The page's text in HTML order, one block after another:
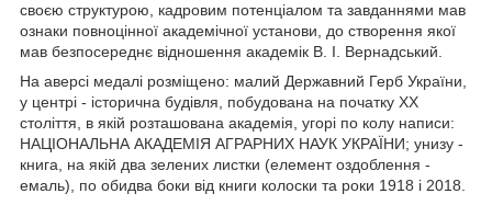
своєю структурою, кадровим потенціалом та завданнями мав
ознаки повноцінної академічної установи, до створення якої
мав безпосереднє відношення академік В. І. Вернадський.
На аверсі медалі розміщено: малий Державний Герб України,
у центрі - історична будівля, побудована на початку ХХ
століття, в якій розташована академія, угорі по колу написи:
НАЦІОНАЛЬНА АКАДЕМІЯ АГРАРНИХ НАУК УКРАЇНИ; унизу -
книга, на якій два зелених листки (елемент оздоблення -
емаль), по обидва боки від книги колоски та роки 1918 і 2018.